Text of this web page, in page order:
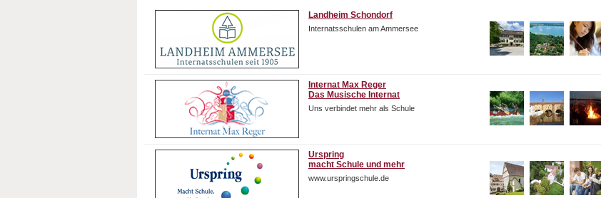
Landheim Schondorf
Internatsschulen am Ammersee
Internat Max Reger
Das Musische Internat
Uns verbindet mehr als Schule
Urspring
macht Schule und mehr
www.urspringschule.de